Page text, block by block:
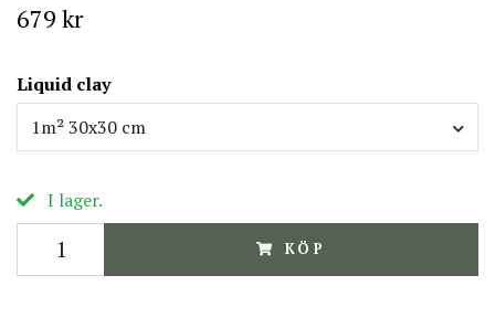
679 kr
Liquid clay
1m² 30x30 cm
I lager.
KÖP